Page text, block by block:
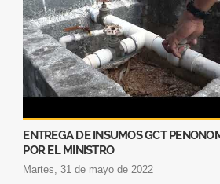
ENTREGA DE INSUMOS GCT
POR EL MINISTRO
martes, 31 de mayo de 2022